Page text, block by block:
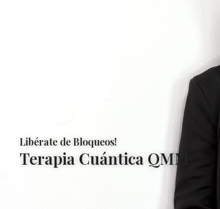
Libérate de Bloqueos!
Terapia Cuántica QMM